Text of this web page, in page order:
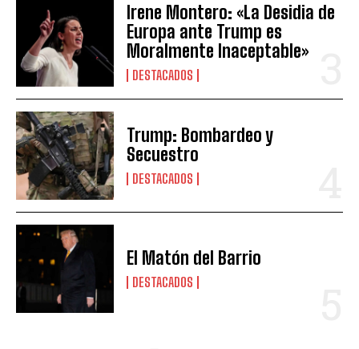
Irene Montero: «La Desidia de
Europa ante Trump es
Moralmente Inaceptable»
DESTACADOS
Trump: Bombardeo y
Secuestro
DESTACADOS
El Matón del Barrio
DESTACADOS